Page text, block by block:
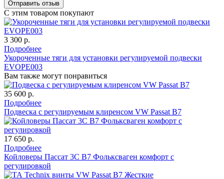
С этим товаром покупают
3 300 р.
Подробнее
Укороченные тяги для установки регулируемой подвески
EVOPE003
Вам также могут понравиться
35 600 р.
Подробнее
Подвеска с регулируемым клиренсом VW Passat B7
17 650 р.
Подробнее
Койловеры Пассат 3С B7 Фольксваген комфорт с
регулировкой